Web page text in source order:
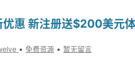
惠 新注册送$200美元
免费资源 暂无留言